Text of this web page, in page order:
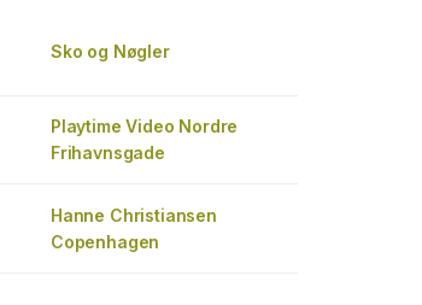
Sko og Nøgler
Playtime Video Nordre
Frihavnsgade
Hanne Christiansen
Copenhagen